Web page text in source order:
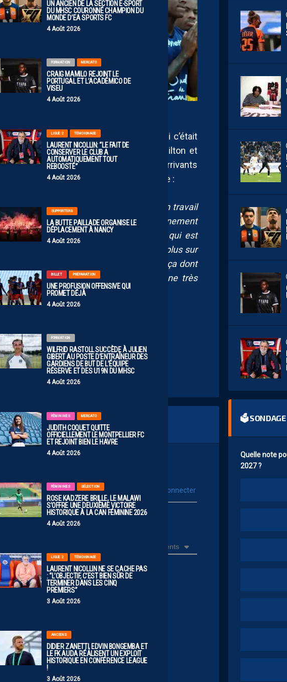
UN ANCIEN DE LA SECTION E-SPORT
DU MHSC COURONNÉ CHAMPION DU
MONDE D’EA SPORTS FC
4 Août 2026
FORMATION MERCATO
CRAIG MAMILO REJOINT LE
PORTUGAL ET L’ACADÉMICO DE
VISEU
4 Août 2026
LIGUE 2 TÉMOIGNAGE
LAURENT NICOLLIN: “LE FAIT DE
CONSERVER LE CLUB A
AUTOMATIQUEMENT TOUT
REBOOSTÉ”
4 Août 2026
SUPPORTERS
LA BUTTE PAILLADE ORGANISE LE
DÉPLACEMENT À NANCY
4 Août 2026
BILLET PRÉPARATION
UNE PROFUSION OFFENSIVE QUI
PROMET DÉJÀ
4 Août 2026
FORMATION
WILFRID RASTOLL SUCCÈDE À JULIEN
GIBERT AU POSTE D’ENTRAÎNEUR DES
GARDIENS DE BUT DE L’ÉQUIPE
RÉSERVE ET DES U19N DU MHSC
4 Août 2026
FÉMININES MERCATO
JUDITH COQUET QUITTE
OFFICIELLEMENT LE MONTPELLIER FC
ET REJOINT BIEN LE HAVRE
4 Août 2026
FÉMININES SÉLECTION
ROSE KADZERE BRILLE, LE MALAWI
S’OFFRE UNE DEUXIÈME VICTOIRE
HISTORIQUE À LA CAN FÉMININE 2026
4 Août 2026
LIGUE 2 TÉMOIGNAGE
LAURENT NICOLLIN NE SE CACHE PAS
: “L’OBJECTIF, C’EST BIEN SÛR DE
TERMINER DANS LES CINQ
PREMIERS”
3 Août 2026
ANCIENS
DIDIER ZANETTI, EDVIN BONGEMBA ET
LE FK AUDA RÉALISENT UN EXPLOIT
HISTORIQUE EN CONFÉRENCE LEAGUE
!
3 Août 2026
à lui lorsqu’on lui a demandé si c’était
le flair” pour les recrutements de Vito Hilton et
Jonathan Tinhan les seuls nouveaux arrivants
un sentiment de réussite personnelle :
le club, donc encore une fois c’est un travail
collective, c’est un accompagnement
on est contents mais c’est le club qui est
parce qu’encore une fois on est plus sur
la joie on l’a partagée aussi donc c’est ça dont
par l’ensemble d’un club avec une très
Se connecter avec : vous connecter
pour poster un commentaire
Récents
compter sur les USA, quel but égalisateur contre
dans l’Illinois dans la 1ere mi-temps là.
il y a plus d’un an… l’Itw ne date pas d’hier
🗳 SONDAGE
Quelle note
2027 ?